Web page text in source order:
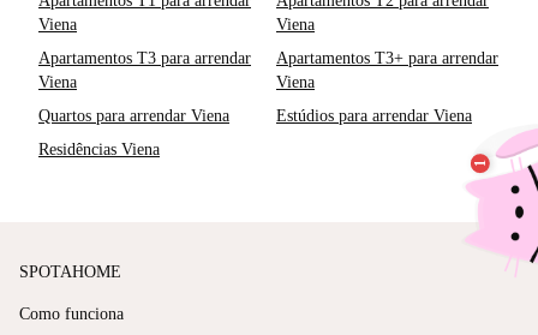
Viena
Viena
Apartamentos T3 para arrendar
Viena
Apartamentos T3+ para arrendar
Viena
Quartos para arrendar Viena
Estúdios para arrendar Viena
Residências Viena
SPOTAHOME
Como funciona